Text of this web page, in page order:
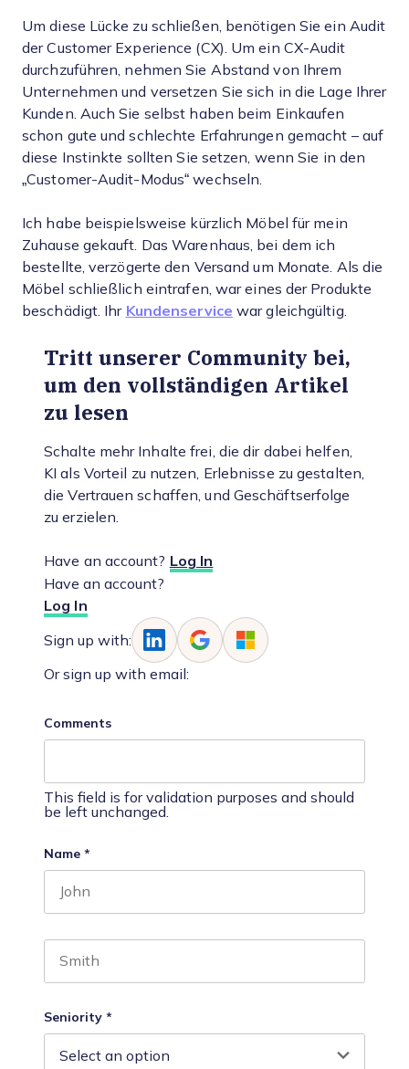
Um diese Lücke zu schließen, benötigen Sie ein Audit
der Customer Experience (CX). Um ein CX-Audit
durchzuführen, nehmen Sie Abstand von Ihrem
Unternehmen und versetzen Sie sich in die Lage Ihrer
Kunden. Auch Sie selbst haben beim Einkaufen
schon gute und schlechte Erfahrungen gemacht – auf
diese Instinkte sollten Sie setzen, wenn Sie in den
„Customer-Audit-Modus“ wechseln.
Ich habe beispielsweise kürzlich Möbel für mein
Zuhause gekauft. Das Warenhaus, bei dem ich
bestellte, verzögerte den Versand um Monate. Als die
Möbel schließlich eintrafen, war eines der Produkte
beschädigt. Ihr Kundenservice war gleichgültig.
Tritt unserer Community bei,
um den vollständigen Artikel
zu lesen
Schalte mehr Inhalte frei, die dir dabei helfen,
KI als Vorteil zu nutzen, Erlebnisse zu gestalten,
die Vertrauen schaffen, und Geschäftserfolge
zu erzielen.
Have an account? Log In
Have an account?
Log In
Sign up with:
Or sign up with email:
Comments
This field is for validation purposes and should
be left unchanged.
Name *
Seniority *